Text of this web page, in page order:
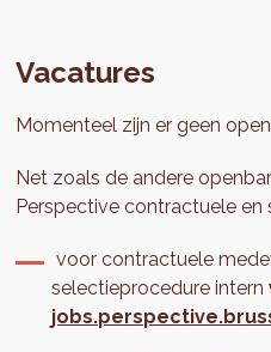
Vacatures
Momenteel zijn er geen
Net zoals de andere
Perspective contractuele en
voor contractuele
selectieprocedure intern